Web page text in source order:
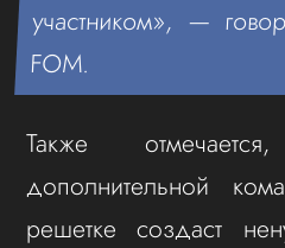
участником», —
FOM.
Также
дополнительной
решетке создаст